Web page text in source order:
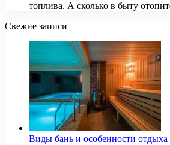
топлива. А сколько в быту
Свежие записи
Виды бань и особенности